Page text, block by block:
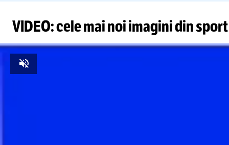
VIDEO: cele mai noi imagini din sport
Unmute